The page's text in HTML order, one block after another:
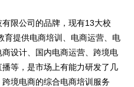
限公司的品牌，现有13大校
育提供电商培训、电商运营、电
设计、国内电商运营、跨境电
等，是市场上有能力研发了几
境电商的综合电商培训服务